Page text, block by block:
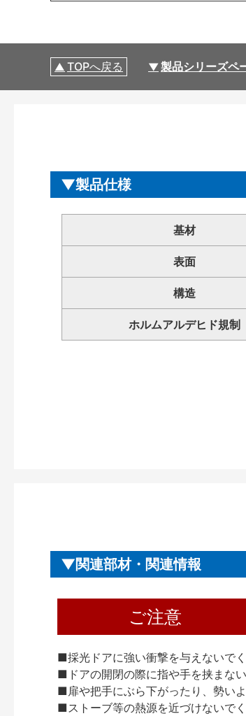
TOPへ戻る 製品シリーズペ
製品仕様
基材
表面
構造
ホルムアルデヒド規制
関連部材・関連情報
ご注意
■採光ドアに強い衝撃を与えないで
■ドアの開閉の際に指や手を挟まない
■扉や把手にぶら下がったり、勢い
■ストーブ等の熱源を近づけないで